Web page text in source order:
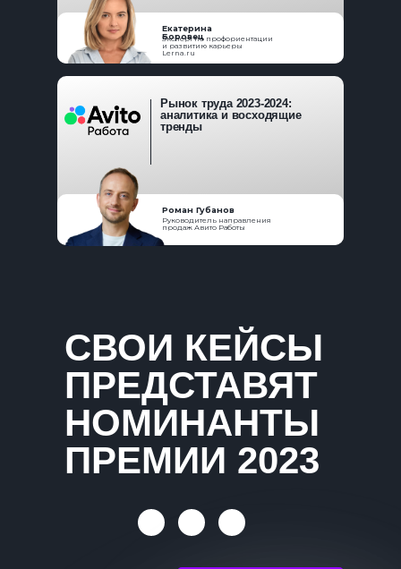
Эксперт по профориентации
и развитию карьеры
Lerna.ru
Екатерина
Боровец
Руководитель направления
продаж Авито Работы
Роман Губанов
Рынок труда 2023-2024:
аналитика и восходящие
тренды
СВОИ КЕЙСЫ
ПРЕДСТАВЯТ
НОМИНАНТЫ
ПРЕМИИ 2023